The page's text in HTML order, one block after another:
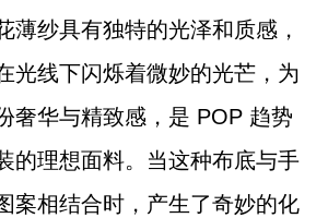
薄纱具有独特的光泽和质感，
光线下闪烁着微妙的光芒，为
奢华与精致感，是 POP 趋势
的理想面料。当这种布底与手
案相结合时，产生了奇妙的化